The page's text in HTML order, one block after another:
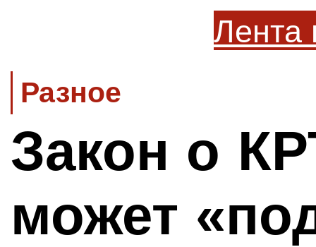
Лента
Разное
Закон о
может